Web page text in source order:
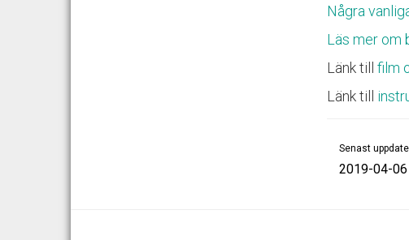
Några
Läs mer om
Länk till film
Länk till
Senast
2019-04-06